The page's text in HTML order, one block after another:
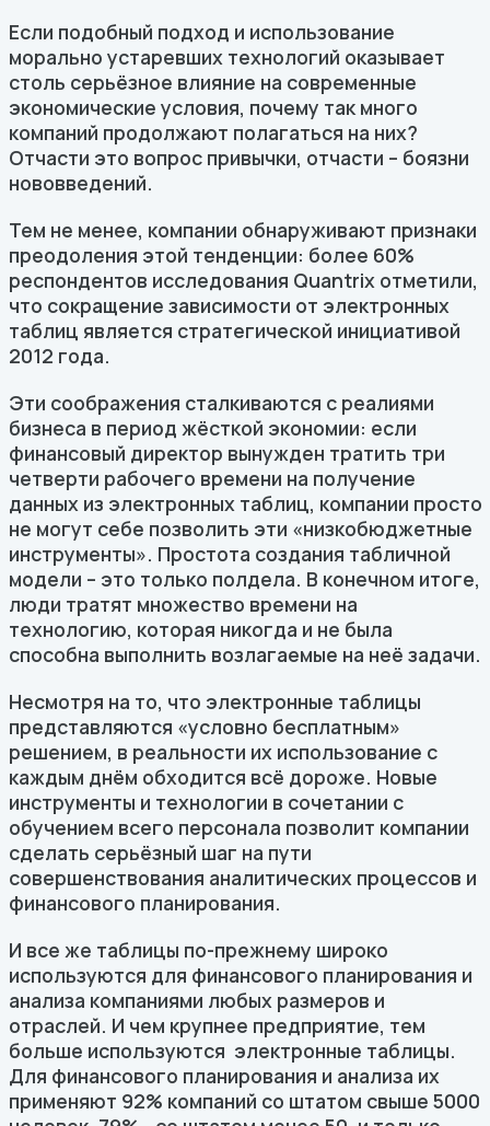
Если подобный подход и использование
морально устаревших технологий оказывает
столь серьёзное влияние на современные
экономические условия, почему так много
компаний продолжают полагаться на них?
Отчасти это вопрос привычки, отчасти – боязни
нововведений.
Тем не менее, компании обнаруживают признаки
преодоления этой тенденции: более 60%
респондентов исследования Quantrix отметили,
что сокращение зависимости от электронных
таблиц является стратегической инициативой
2012 года.
Эти соображения сталкиваются с реалиями
бизнеса в период жёсткой экономии: если
финансовый директор вынужден тратить три
четверти рабочего времени на получение
данных из электронных таблиц, компании просто
не могут себе позволить эти «низкобюджетные
инструменты». Простота создания табличной
модели – это только полдела. В конечном итоге,
люди тратят множество времени на
технологию, которая никогда и не была
способна выполнить возлагаемые на неё задачи.
Несмотря на то, что электронные таблицы
представляются «условно бесплатным»
решением, в реальности их использование с
каждым днём обходится всё дороже. Новые
инструменты и технологии в сочетании с
обучением всего персонала позволит компании
сделать серьёзный шаг на пути
совершенствования аналитических процессов и
финансового планирования.
И все же таблицы по-прежнему широко
используются для финансового планирования и
анализа компаниями любых размеров и
отраслей. И чем крупнее предприятие, тем
больше используются электронные таблицы.
Для финансового планирования и анализа их
применяют 92% компаний со штатом свыше 5000